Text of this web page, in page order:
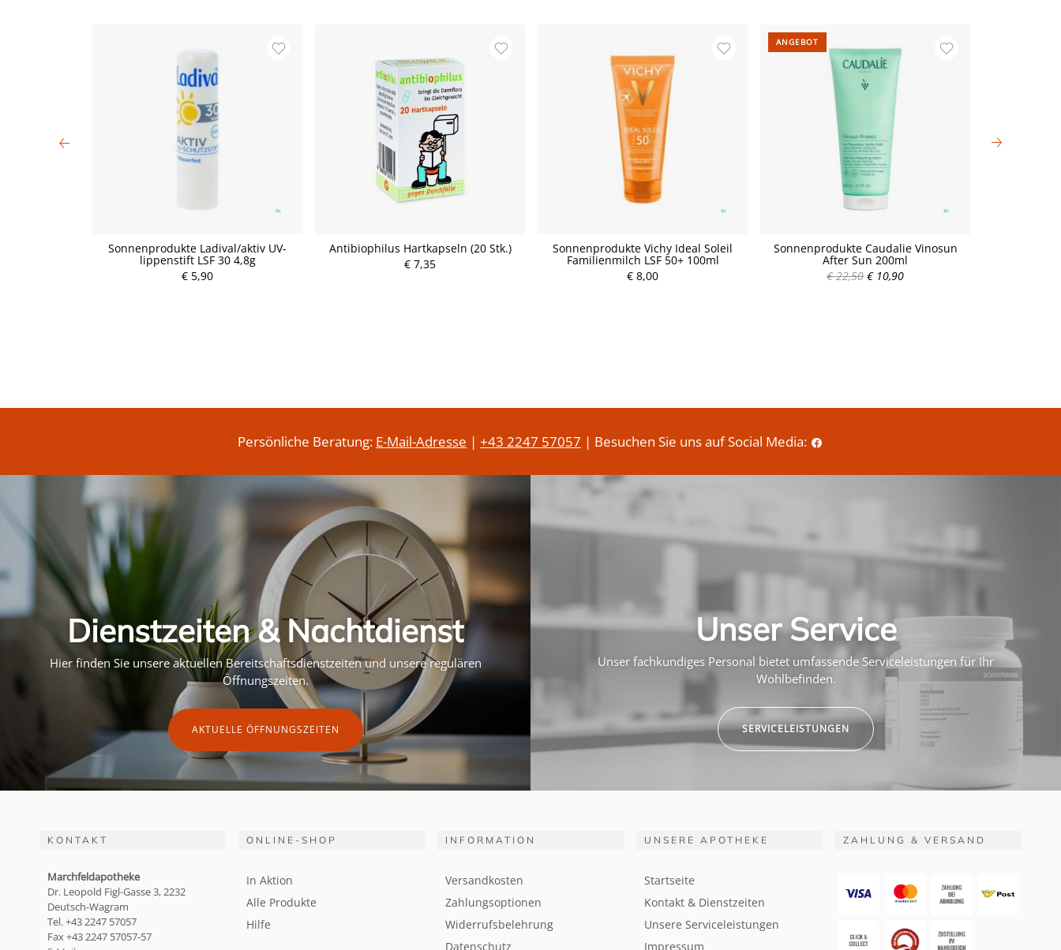
Sonnenprodukte Ladival/aktiv UV-
lippenstift LSF 30 4,8g
€ 5,90
Antibiophilus Hartkapseln (20 Stk.)
€ 7,35
Sonnenprodukte Vichy Ideal Soleil
Familienmilch LSF 50+ 100ml
€ 8,00
ANGEBOT
Sonnenprodukte Caudalie Vinosun
After Sun 200ml
€ 22,50 € 10,90
P
P P
Persönliche Beratung: E-Mail-Adresse | +43 2247 57057 | Besuchen Sie uns auf Social Media:
Dienstzeiten & Nachtdienst
Hier finden Sie unsere aktuellen Bereitschaftsdienstzeiten und unsere regulären
Öffnungszeiten.
AKTUELLE ÖFFNUNGSZEITEN
Unser Service
Unser fachkundiges Personal bietet umfassende Serviceleistungen für Ihr
Wohlbefinden.
SERVICELEISTUNGEN
KONTAKT
Marchfeldapotheke
Dr. Leopold Figl-Gasse 3, 2232
Deutsch-Wagram
Tel. +43 2247 57057
Fax +43 2247 57057-57
ONLINE-SHOP
In Aktion
Alle Produkte
Hilfe
INFORMATION
Versandkosten
Zahlungsoptionen
Widerrufsbelehrung
Datenschutz
UNSERE APOTHEKE
Startseite
Kontakt & Dienstzeiten
Unsere Serviceleistungen
Impressum
ZAHLUNG & VERSAND